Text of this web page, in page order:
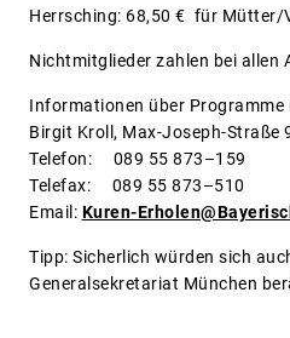
Herrsching: 68,50 € für Mütter/
Nichtmitglieder zahlen bei allen
Informationen über Programme
Birgit Kroll, Max-Joseph-Straße
Telefon: 089 55 873–159
Telefax: 089 55 873–510
Email: Kuren-
Tipp: Sicherlich würden sich
Generalsekretariat München